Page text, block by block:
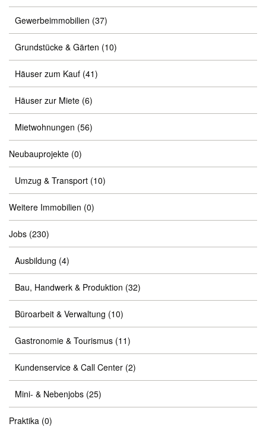
Gewerbeimmobilien (37)
Grundstücke & Gärten (10)
Häuser zum Kauf (41)
Häuser zur Miete (6)
Mietwohnungen (56)
Neubauprojekte (0)
Umzug & Transport (10)
Weitere Immobilien (0)
Jobs (230)
Ausbildung (4)
Bau, Handwerk & Produktion (32)
Büroarbeit & Verwaltung (10)
Gastronomie & Tourismus (11)
Kundenservice & Call Center (2)
Mini- & Nebenjobs (25)
Praktika (0)